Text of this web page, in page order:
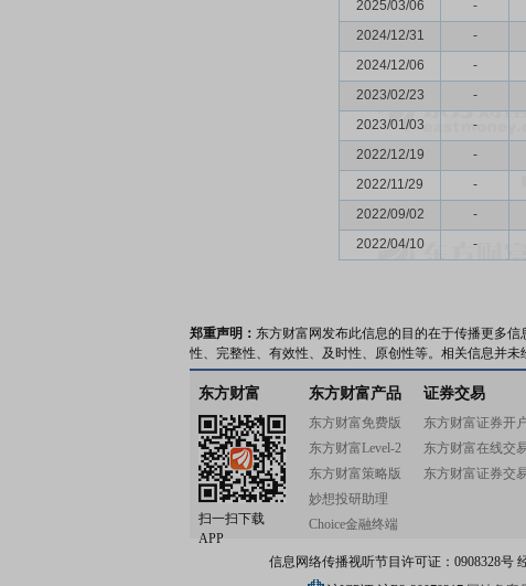
2025/03/06 -
2024/12/31
-
2024/12/06
-
2023/02/23
-
2023/01/03
-
2022/12/19
-
2022/11/29
-
2022/09/02
-
2022/04/10
-
郑重声明： 东方财富网发布此信息的目的在于传播更多
性、完整性、有效性、及时性、原创性等。相关信息并
东方财富
扫一扫下载
APP
东方财富产品
东方财富免费版
东方财富Level-2
东方财富策略版
妙想投研助理
Choice金融终端
证券交易
东方财富证券开
东方财富在线交
东方财富证券交
信息网络传播视听节目许可证：0908328号